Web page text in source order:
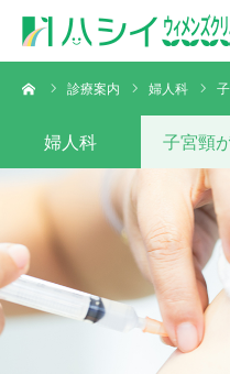
診療案内 婦人科
婦人科 子宮頸
初めての方へ
診療案内
診療時間・アクセス
採用情報